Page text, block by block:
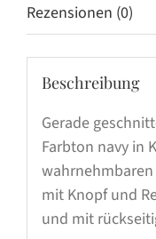
Rezensionen (0)
Beschreibung
Gerade
Farbton navy in
mit Knopf und
und mit